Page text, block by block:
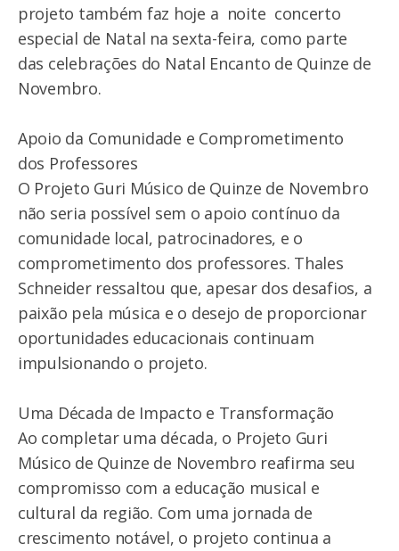
projeto também faz hoje a noite concerto
especial de Natal na sexta-feira, como parte
das celebrações do Natal Encanto de Quinze de
Novembro.
Apoio da Comunidade e Comprometimento
dos Professores
O Projeto Guri Músico de Quinze de Novembro
não seria possível sem o apoio contínuo da
comunidade local, patrocinadores, e o
comprometimento dos professores. Thales
Schneider ressaltou que, apesar dos desafios, a
paixão pela música e o desejo de proporcionar
oportunidades educacionais continuam
impulsionando o projeto.
Uma Década de Impacto e Transformação
Ao completar uma década, o Projeto Guri
Músico de Quinze de Novembro reafirma seu
compromisso com a educação musical e
cultural da região. Com uma jornada de
crescimento notável, o projeto continua a